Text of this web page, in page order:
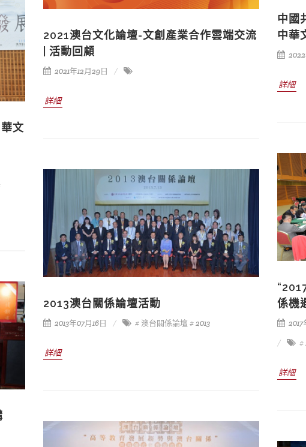
中國
中華
詳細
2021澳台文化論壇-文創產業合作雲端交流
| 活動回顧
2021年12月29日
詳細
文
係機
2017
#
詳細
2013澳台關係論壇活動
2013年07月16日 # 澳台關係論壇 # 2013
詳細